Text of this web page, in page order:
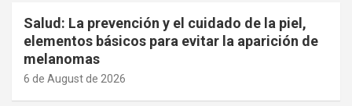
Salud: La prevención y el cuidado de la piel,
elementos básicos para evitar la aparición de
melanomas
6 de August de 2026